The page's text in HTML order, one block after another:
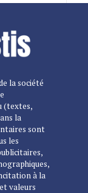
la société
(textes,
la
sont
les
à la
valeurs